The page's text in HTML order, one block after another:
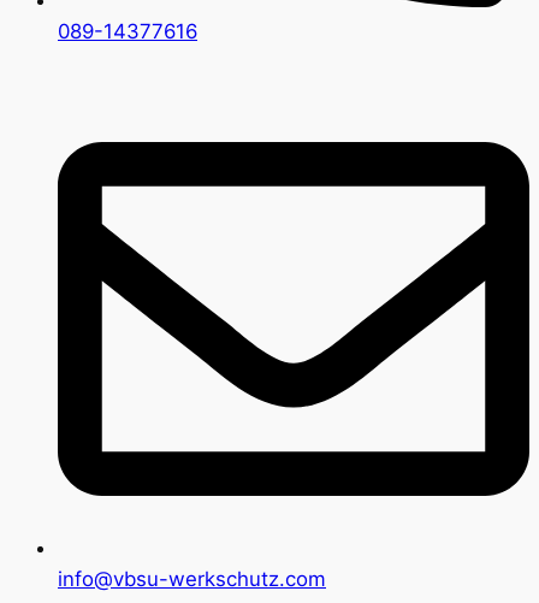
089-14377616
info@vbsu-werkschutz.com